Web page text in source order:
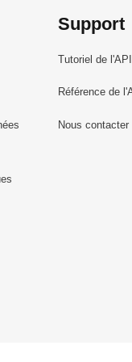
Support
Tutoriel de l'API
Référence de
Nous contacter